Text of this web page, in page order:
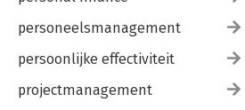
personeelsmanagement
persoonlijke effectiviteit
projectmanagement